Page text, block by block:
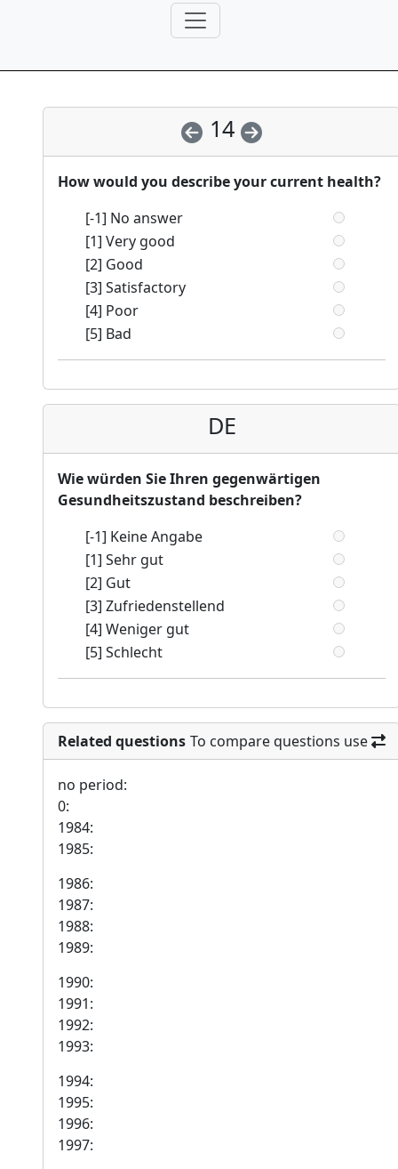
14
How would you describe your current health?
[-1] No answer
[1] Very good
[2] Good
[3] Satisfactory
[4] Poor
[5] Bad
DE
Wie würden Sie Ihren gegenwärtigen
Gesundheitszustand beschreiben?
[-1] Keine Angabe
[1] Sehr gut
[2] Gut
[3] Zufriedenstellend
[4] Weniger gut
[5] Schlecht
Related questions To compare questions use
no period:
0:
1984:
1985:
1986:
1987:
1988:
1989:
1990:
1991:
1992:
1993:
1994:
1995:
1996:
1997: